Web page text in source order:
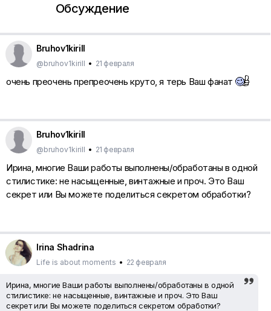
Обсуждение
Bruhov1kirill
@bruhov1kirill • 21 февраля
очень преочень препреочень круто, я терь Ваш фанат
Bruhov1kirill
@bruhov1kirill • 21 февраля
Ирина, многие Ваши работы выполнены/обработаны в одной
стилистике: не насыщенные, винтажные и проч. Это Ваш
секрет или Вы можете поделиться секретом обработки?
Irina Shadrina
Life is about moments • 22 февраля
Ирина, многие Ваши работы выполнены/обработаны в одной
стилистике: не насыщенные, винтажные и проч. Это Ваш
секрет или Вы можете поделиться секретом обработки?